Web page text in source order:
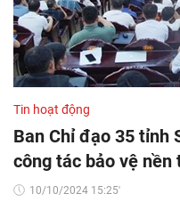
Tin hoạt động
Ban Chỉ đạo 35 tỉnh
công tác bảo vệ
10/10/2024 15:25'